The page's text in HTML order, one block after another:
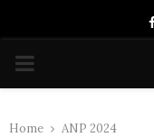
PRIMARY
Home ANP 2024